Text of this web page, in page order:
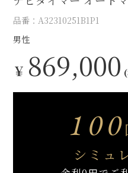
品番：A32310251B1P1
男性
￥ 869,000
100
シミュ